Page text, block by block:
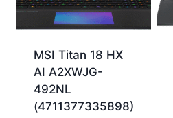
MSI Titan 18 HX
AI A2XWJG-
492NL
(4711377335898)